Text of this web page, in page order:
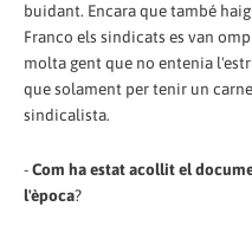
buidant. Encara que també
Franco els sindicats es van
molta gent que no entenia
que solament per tenir un
sindicalista.
-Com ha estat acollit el
l'època?